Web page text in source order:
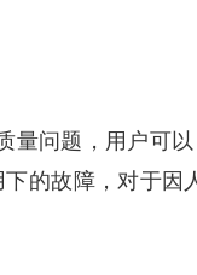
量问题，用户可以
的故障，对于因